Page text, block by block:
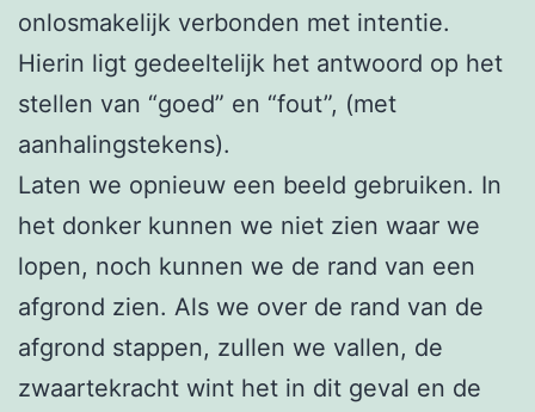
onlosmakelijk verbonden met intentie.
Hierin ligt gedeeltelijk het antwoord op het
stellen van “goed” en “fout”, (met
aanhalingstekens).
Laten we opnieuw een beeld gebruiken. In
het donker kunnen we niet zien waar we
lopen, noch kunnen we de rand van een
afgrond zien. Als we over de rand van de
afgrond stappen, zullen we vallen, de
zwaartekracht wint het in dit geval en de